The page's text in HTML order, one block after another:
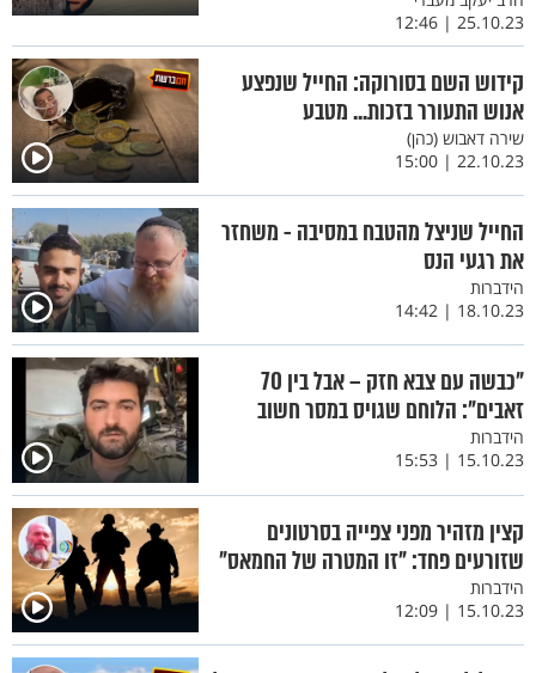
25.10.23 | 12:46
קידוש השם בסורוקה: החייל שנפצע
אנוש התעורר בזכות... מטבע
שירה דאבוש (כהן)
22.10.23 | 15:00
החייל שניצל מהטבח במסיבה - משחזר
את רגעי הנס
הידברות
18.10.23 | 14:42
"כבשה עם צבא חזק – אבל בין 70
זאבים": הלוחם שגויס במסר חשוב
הידברות
15.10.23 | 15:53
קצין מזהיר מפני צפייה בסרטונים
שזורעים פחד: "זו המטרה של החמאס"
הידברות
15.10.23 | 12:09